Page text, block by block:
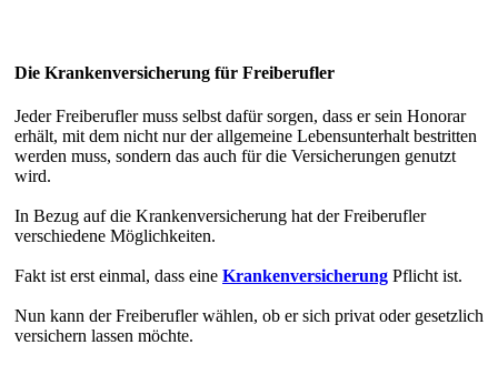
Die Krankenversicherung für Freiberufler
Jeder Freiberufler muss selbst dafür sorgen, dass er sein Honorar
erhält, mit dem nicht nur der allgemeine Lebensunterhalt bestritten
werden muss, sondern das auch für die Versicherungen genutzt
wird.
In Bezug auf die Krankenversicherung hat der Freiberufler
verschiedene Möglichkeiten.
Fakt ist erst einmal, dass eine Krankenversicherung Pflicht ist.
Nun kann der Freiberufler wählen, ob er sich privat oder gesetzlich
versichern lassen möchte.